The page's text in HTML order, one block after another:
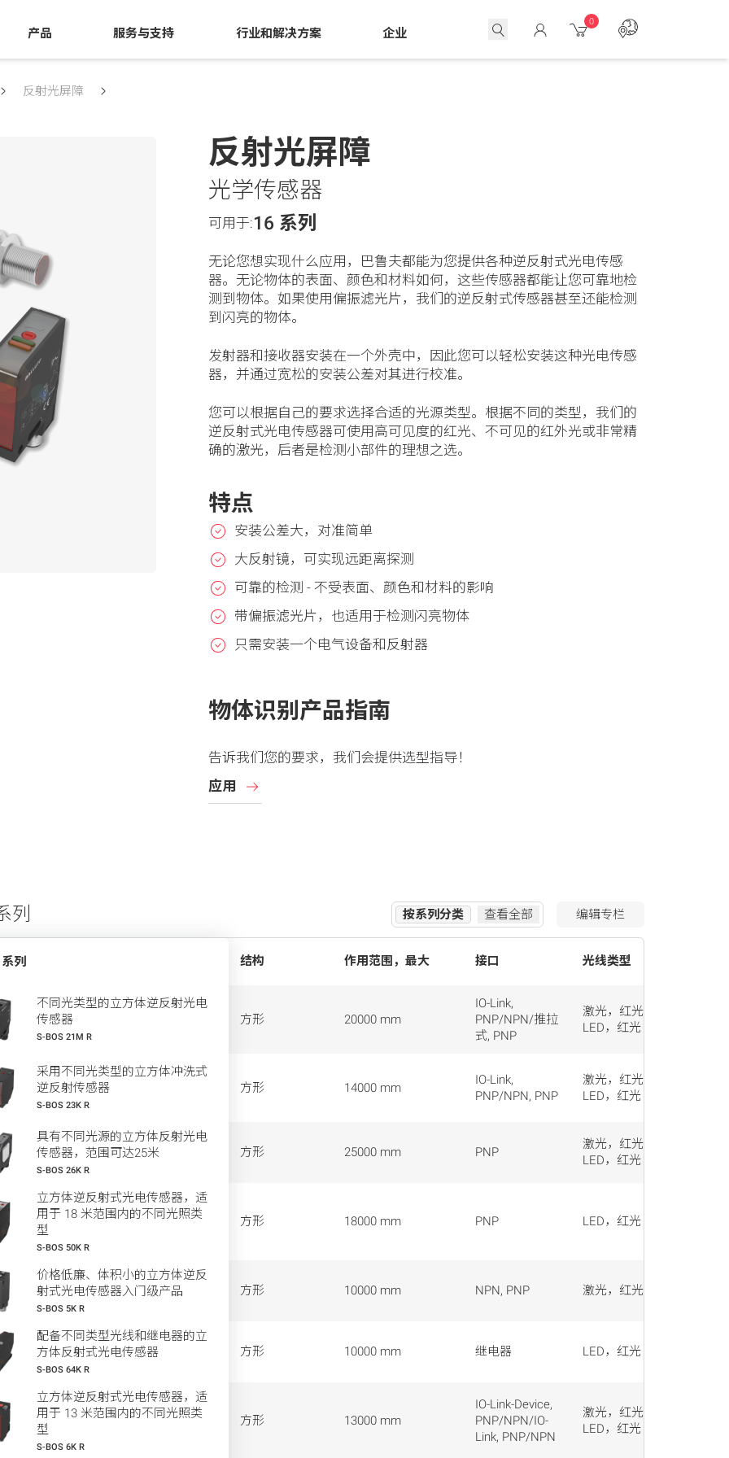
产品 服务与支持 行业和解决方案 企业
0
反射光屏障
反射光屏障
光学传感器
可用于:16 系列
无论您想实现什么应用，巴鲁夫都能为您提供各种逆反射式光电传感
器。无论物体的表面、颜色和材料如何，这些传感器都能让您可靠地检
测到物体。如果使用偏振滤光片，我们的逆反射式传感器甚至还能检测
到闪亮的物体。
发射器和接收器安装在一个外壳中，因此您可以轻松安装这种光电传感
器，并通过宽松的安装公差对其进行校准。
您可以根据自己的要求选择合适的光源类型。根据不同的类型，我们的
逆反射式光电传感器可使用高可见度的红光、不可见的红外光或非常精
确的激光，后者是检测小部件的理想之选。
特点
安装公差大，对准简单
大反射镜，可实现远距离探测
可靠的检测 - 不受表面、颜色和材料的影响
带偏振滤光片，也适用于检测闪亮物体
只需安装一个电气设备和反射器
物体识别产品指南
告诉我们您的要求，我们会提供选型指导！
应用
列 按系列分类 查看全部 编辑专栏
系列 结构 作用范围，最大 接口 光线类型
行动
不同光类型的立方体逆反射光电
传感器
S-BOS 21M R
方形 20000 mm
IO-Link,
PNP/NPN/推拉
式, PNP
激光，红光,
LED，红光
采用不同光类型的立方体冲洗式
逆反射传感器
S-BOS 23K R
方形 14000 mm
IO-Link,
PNP/NPN, PNP
激光，红光,
LED，红光
具有不同光源的立方体反射光电
传感器，范围可达25米
S-BOS 26K R
方形 25000 mm PNP
激光，红光,
LED，红光
立方体逆反射式光电传感器，适
用于 18 米范围内的不同光照类
型
S-BOS 50K R
方形 18000 mm PNP LED，红光
价格低廉、体积小的立方体逆反
射式光电传感器入门级产品
S-BOS 5K R
方形 10000 mm NPN, PNP 激光，红光
配备不同类型光线和继电器的立
方体反射式光电传感器
S-BOS 64K R
方形 10000 mm 继电器 LED，红光
立方体逆反射式光电传感器，适
用于 13 米范围内的不同光照类
型
S-BOS 6K R
方形 13000 mm
IO-Link-Device,
PNP/NPN/IO-
Link, PNP/NPN
激光，红光,
LED，红光